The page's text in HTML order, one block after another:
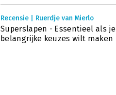
Recensie | Ruerdje van Mierlo
Superslapen - Essentieel als je
belangrijke keuzes wilt maken